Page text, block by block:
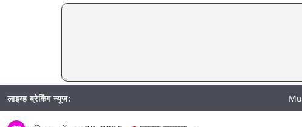
लाइव्ह ब्रेकिंग न्यूज: Mumbai